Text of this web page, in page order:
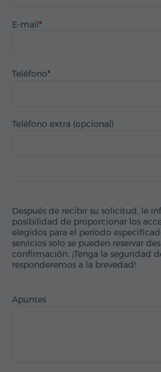
E-mail
Teléfono
Teléfono extra (opcional)
Después de recibir su solicitud, le
posibilidad de proporcionar los
elegidos para el período
servicios solo se pueden reservar
confirmación. ¡Tenga la seguridad
responderemos a la brevedad!
Apuntes